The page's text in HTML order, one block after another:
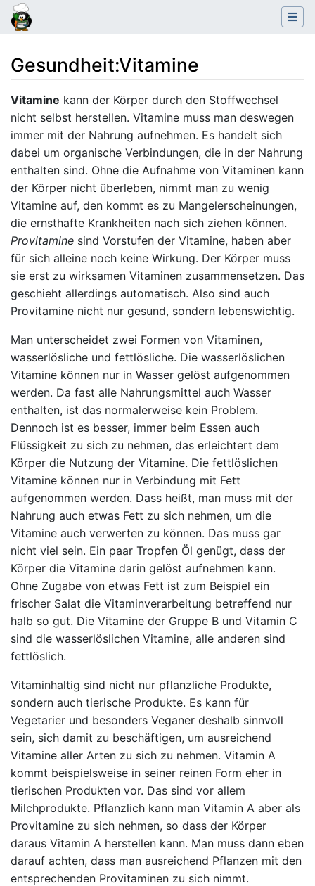
Gesundheit:Vitamine
Wechseln zu:Navigation,Suche
Vitamine kann der Körper durch den Stoffwechsel
nicht selbst herstellen. Vitamine muss man deswegen
immer mit der Nahrung aufnehmen. Es handelt sich
dabei um organische Verbindungen, die in der Nahrung
enthalten sind. Ohne die Aufnahme von Vitaminen kann
der Körper nicht überleben, nimmt man zu wenig
Vitamine auf, den kommt es zu Mangelerscheinungen,
die ernsthafte Krankheiten nach sich ziehen können.
Provitamine sind Vorstufen der Vitamine, haben aber
für sich alleine noch keine Wirkung. Der Körper muss
sie erst zu wirksamen Vitaminen zusammensetzen. Das
geschieht allerdings automatisch. Also sind auch
Provitamine nicht nur gesund, sondern lebenswichtig.
Man unterscheidet zwei Formen von Vitaminen,
wasserlösliche und fettlösliche. Die wasserlöslichen
Vitamine können nur in Wasser gelöst aufgenommen
werden. Da fast alle Nahrungsmittel auch Wasser
enthalten, ist das normalerweise kein Problem.
Dennoch ist es besser, immer beim Essen auch
Flüssigkeit zu sich zu nehmen, das erleichtert dem
Körper die Nutzung der Vitamine. Die fettlöslichen
Vitamine können nur in Verbindung mit Fett
aufgenommen werden. Dass heißt, man muss mit der
Nahrung auch etwas Fett zu sich nehmen, um die
Vitamine auch verwerten zu können. Das muss gar
nicht viel sein. Ein paar Tropfen Öl genügt, dass der
Körper die Vitamine darin gelöst aufnehmen kann.
Ohne Zugabe von etwas Fett ist zum Beispiel ein
frischer Salat die Vitaminverarbeitung betreffend nur
halb so gut. Die Vitamine der Gruppe B und Vitamin C
sind die wasserlöslichen Vitamine, alle anderen sind
fettlöslich.
Vitaminhaltig sind nicht nur pflanzliche Produkte,
sondern auch tierische Produkte. Es kann für
Vegetarier und besonders Veganer deshalb sinnvoll
sein, sich damit zu beschäftigen, um ausreichend
Vitamine aller Arten zu sich zu nehmen. Vitamin A
kommt beispielsweise in seiner reinen Form eher in
tierischen Produkten vor. Das sind vor allem
Milchprodukte. Pflanzlich kann man Vitamin A aber als
Provitamine zu sich nehmen, so dass der Körper
daraus Vitamin A herstellen kann. Man muss dann eben
darauf achten, dass man ausreichend Pflanzen mit den
entsprechenden Provitaminen zu sich nimmt.